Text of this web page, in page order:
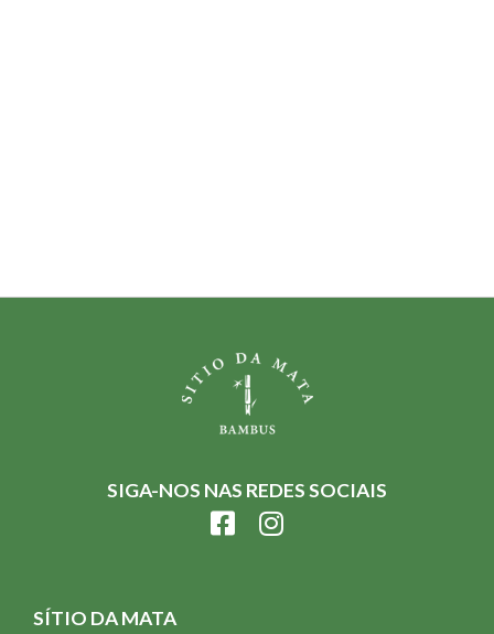
SIGA-NOS NAS REDES SOCIAIS
SÍTIO DA MATA